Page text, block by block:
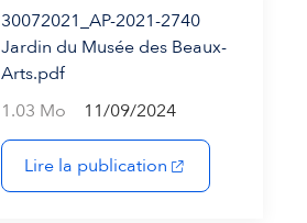
30072021_AP-2021-2740
Jardin du Musée des Beaux-
Arts.pdf
1.03 Mo
11/09/2024
Lire la publication (s'ouvre dans